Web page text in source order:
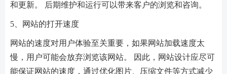
和更新。 后期维护和运行可以带来客户的浏览和咨询。
5、网站的打开速度
网站的速度对用户体验至关重要，如果网站加载速度太
慢，用户可能会放弃浏览该网站。 因此，网站设计应尽可
能保证网站的速度，通过优化图片、压缩文件等方式减少